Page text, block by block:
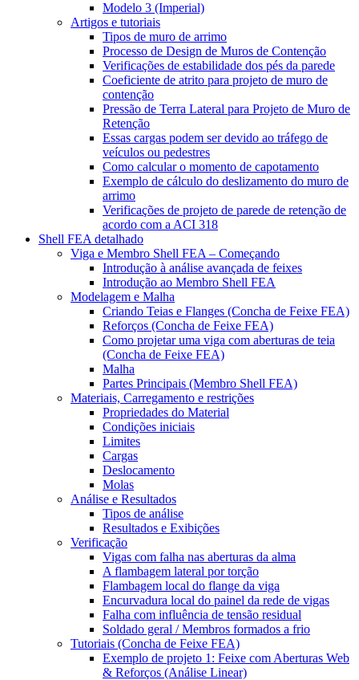
Modelo 3 (Imperial)
Artigos e tutoriais
Tipos de muro de arrimo
Processo de Design de Muros de Contenção
Verificações de estabilidade dos pés da parede
Coeficiente de atrito para projeto de muro de
contenção
Pressão de Terra Lateral para Projeto de Muro de
Retenção
Essas cargas podem ser devido ao tráfego de
veículos ou pedestres
Como calcular o momento de capotamento
Exemplo de cálculo do deslizamento do muro de
arrimo
Verificações de projeto de parede de retenção de
acordo com a ACI 318
Shell FEA detalhado
Viga e Membro Shell FEA – Começando
Introdução à análise avançada de feixes
Introdução ao Membro Shell FEA
Modelagem e Malha
Criando Teias e Flanges (Concha de Feixe FEA)
Reforços (Concha de Feixe FEA)
Como projetar uma viga com aberturas de teia
(Concha de Feixe FEA)
Malha
Partes Principais (Membro Shell FEA)
Materiais, Carregamento e restrições
Propriedades do Material
Condições iniciais
Limites
Cargas
Deslocamento
Molas
Análise e Resultados
Tipos de análise
Resultados e Exibições
Verificação
Vigas com falha nas aberturas da alma
A flambagem lateral por torção
Flambagem local do flange da viga
Encurvadura local do painel da rede de vigas
Falha com influência de tensão residual
Soldado geral / Membros formados a frio
Tutoriais (Concha de Feixe FEA)
Exemplo de projeto 1: Feixe com Aberturas Web
& Reforços (Análise Linear)